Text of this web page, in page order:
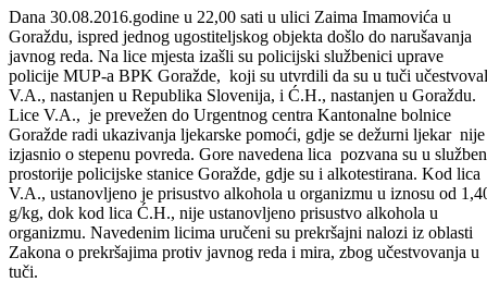
izvještaj o počinjenom krivičnom djelu “Samovlašće” iz čl.370 st.1
FBiH, protiv osumnjičenog R.S., nastanjenog u Goraždu.
Dana 30.08.2016.godine u 22,00 sati u ulici Zaima Imamovića u
Goraždu, ispred jednog ugostiteljskog objekta došlo do narušavanja
javnog reda. Na lice mjesta izašli su policijski službenici uprave
policije MUP-a BPK Goražde, koji su utvrdili da su u tuči
V.A., nastanjen u Republika Slovenija, i Ć.H., nastanjen u Goraždu.
Lice V.A., je prevežen do Urgentnog centra Kantonalne bolnice
Goražde radi ukazivanja ljekarske pomoći, gdje se dežurni ljekar nije
izjasnio o stepenu povreda. Gore navedena lica pozvana su u
prostorije policijske stanice Goražde, gdje su i alkotestirana. Kod lica
V.A., ustanovljeno je prisustvo alkohola u organizmu u iznosu od
g/kg, dok kod lica Ć.H., nije ustanovljeno prisustvo alkohola u